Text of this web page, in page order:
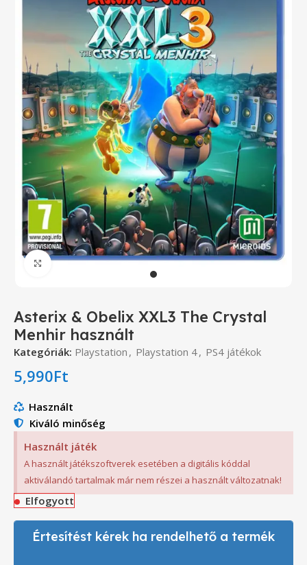
Click to enlarge
Asterix & Obelix XXL3 The Crystal
Menhir használt
Kategóriák: Playstation , Playstation 4, PS4 játékok
5,990Ft
Használt
Kiváló minőség
Használt játék
A használt játékszoftverek esetében a digitális kóddal
aktiválandó tartalmak már nem részei a használt változatnak!
Elfogyott
Értesítést kérek ha rendelhető a termék